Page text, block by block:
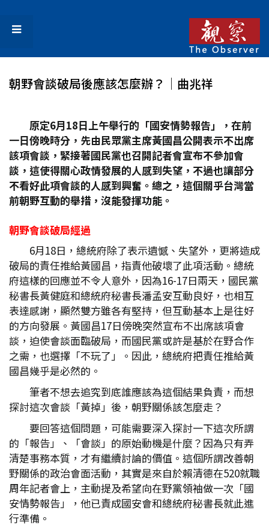
朝野會談破局後應該怎麼辦？│曲兆祥
原定6月18日上午舉行的「國安情勢報告」，在前
一日傍晚時分，先由民眾黨主席黃國昌公開表示不出席
該項會談，緊接著國民黨也召開記者會宣布不參加會
談，這使得關心政情發展的人感到失望，不過也讓部分
不看好此項會談的人感到興奮。總之，這個關乎台灣當
前朝野互動的舉措，沒能發揮功能。
朝野會談破局經過
6月18日，總統府除了表示遺憾、失望外，更將造成
破局的責任推給黃國昌，指責他破壞了此項活動。總統
府這樣的回應並不令人意外，因為16-17日兩天，國民黨
秘書長黃健庭和總統府秘書長潘孟安互動良好，也相互
表達感謝，顯然雙方雖各有堅持，但互動基本上是往好
的方向發展。黃國昌17日傍晚突然宣布不出席該項會
談，迫使會談面臨破局，而國民黨或許是基於在野合作
之需，也選擇「不玩了」。因此，總統府把責任推給黃
國昌幾乎是必然的。
筆者不想去追究到底誰應該為這個結果負責，而想
探討這次會談「黃掉」後，朝野關係該怎麼走？
要回答這個問題，可能需要深入探討一下這次所謂
的「報告」、「會談」的原始動機是什麼？因為只有弄
清楚事務本質，才有繼續討論的價值。這個所謂改善朝
野關係的政治會面活動，其實是來自於賴清德在520就職
周年記者會上，主動提及希望向在野黨領袖做一次「國
安情勢報告」，他已責成國安會和總統府秘書長就此進
行準備。